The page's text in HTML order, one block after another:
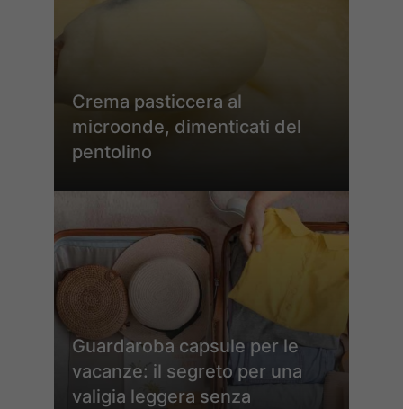
Crema pasticcera al
microonde, dimenticati del
pentolino
Guardaroba capsule per le
vacanze: il segreto per una
valigia leggera senza